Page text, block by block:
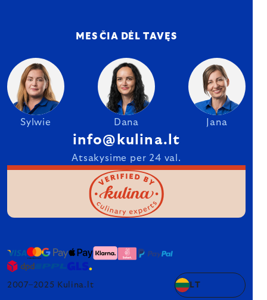
MES ČIA DĖL TAVĘS
Sylwie Dana Jana
info@kulina.lt
Atsakysime per 24 val.
2007–2025 Kulina.lt LT